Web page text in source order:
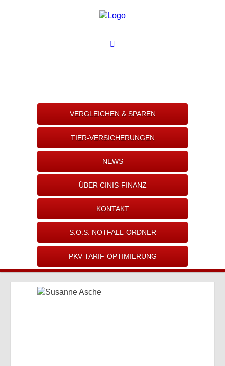
VERGLEICHEN & SPAREN
TIER-VERSICHERUNGEN
NEWS
ÜBER CINIS-FINANZ
KONTAKT
S.O.S. NOTFALL-ORDNER
PKV-TARIF-OPTIMIERUNG